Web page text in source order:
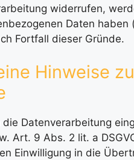
widerrufen,
Daten
Fortfall dieser Gründe.
Hinweise
die Datenverarbeitung
Art. 9 Abs. 2 lit. a
Einwilligung in die